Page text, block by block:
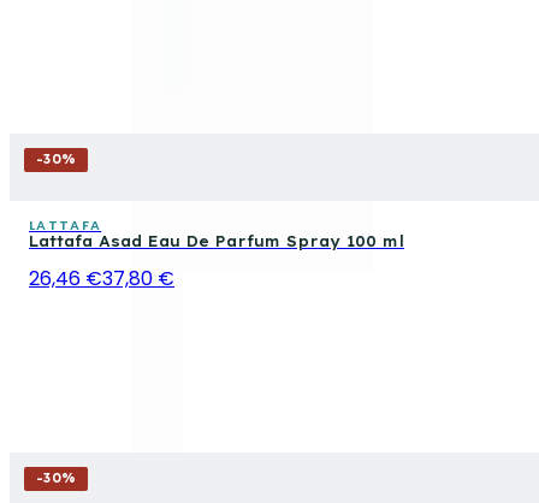
-30%
LATTAFA
Lattafa Asad Eau De Parfum Spray 100 ml
26,46 €37,80 €
-30%